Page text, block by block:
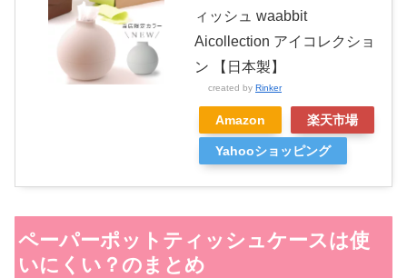
ィッシュ waabbit
Aicollection アイコレクショ
ン 【日本製】
created by Rinker
Amazon 楽天市場
Yahooショッピング
ペーパーポットティッシュケースは使
いにくい？のまとめ